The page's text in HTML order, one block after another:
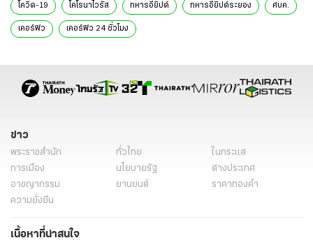
โควิด-19 โคโรนาไวรัส ทหารอียิปต์ ทหารอียิปต์ระยอง ศบค.
เคอร์ฟิว เคอร์ฟิว 24 ชั่วโมง
ข่าว
พระราชสำนัก ทั่วไทย
ในกระแส
การเมือง
นโยบายรัฐ
ต่างประเทศ
อาชญากรรม
ยานยนต์
ราคาทองคำ
ความยั่งยืน
เนื้อหาที่น่าสนใจ